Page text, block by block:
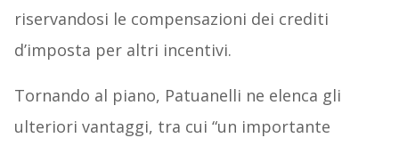
riservandosi le compensazioni dei crediti
d’imposta per altri incentivi.
Tornando al piano, Patuanelli ne elenca gli
ulteriori vantaggi, tra cui “un importante